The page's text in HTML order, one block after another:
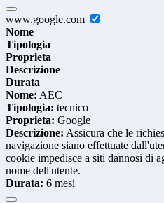
www.google.com
Nome
Tipologia
Proprieta
Descrizione
Durata
Nome: AEC
Tipologia: tecnico
Proprieta: Google
Descrizione: Assicura che le
navigazione siano effettuate
cookie impedisce a siti dannosi di
nome dell'utente.
Durata: 6 mesi